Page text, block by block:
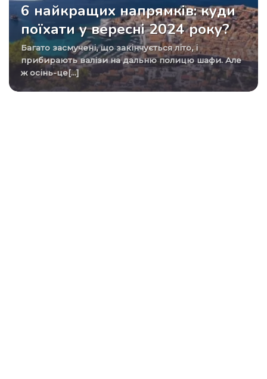
6 найкращих напрямків: куди
поїхати у вересні 2024 року?
Багато засмучені, що закінчується літо, і
прибирають валізи на дальню полицю шафи. Але
ж осінь-це[...]